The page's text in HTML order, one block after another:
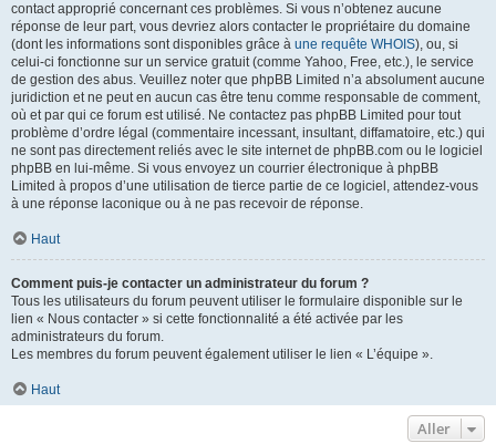
contact approprié concernant ces problèmes. Si vous n’obtenez aucune
réponse de leur part, vous devriez alors contacter le propriétaire du domaine
(dont les informations sont disponibles grâce à une requête WHOIS), ou, si
celui-ci fonctionne sur un service gratuit (comme Yahoo, Free, etc.), le service
de gestion des abus. Veuillez noter que phpBB Limited n’a absolument aucune
juridiction et ne peut en aucun cas être tenu comme responsable de comment,
où et par qui ce forum est utilisé. Ne contactez pas phpBB Limited pour tout
problème d’ordre légal (commentaire incessant, insultant, diffamatoire, etc.) qui
ne sont pas directement reliés avec le site internet de phpBB.com ou le logiciel
phpBB en lui-même. Si vous envoyez un courrier électronique à phpBB
Limited à propos d’une utilisation de tierce partie de ce logiciel, attendez-vous
à une réponse laconique ou à ne pas recevoir de réponse.
Haut
Comment puis-je contacter un administrateur du forum ?
Tous les utilisateurs du forum peuvent utiliser le formulaire disponible sur le
lien « Nous contacter » si cette fonctionnalité a été activée par les
administrateurs du forum.
Les membres du forum peuvent également utiliser le lien « L’équipe ».
Haut
Aller